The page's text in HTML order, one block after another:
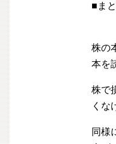
■ま
株の
本を
株で
くな
同様